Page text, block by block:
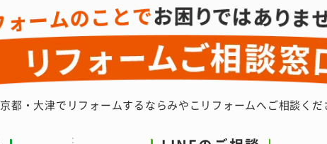
京都・大津でリフォームするならみやこリフォームへご相談くだ